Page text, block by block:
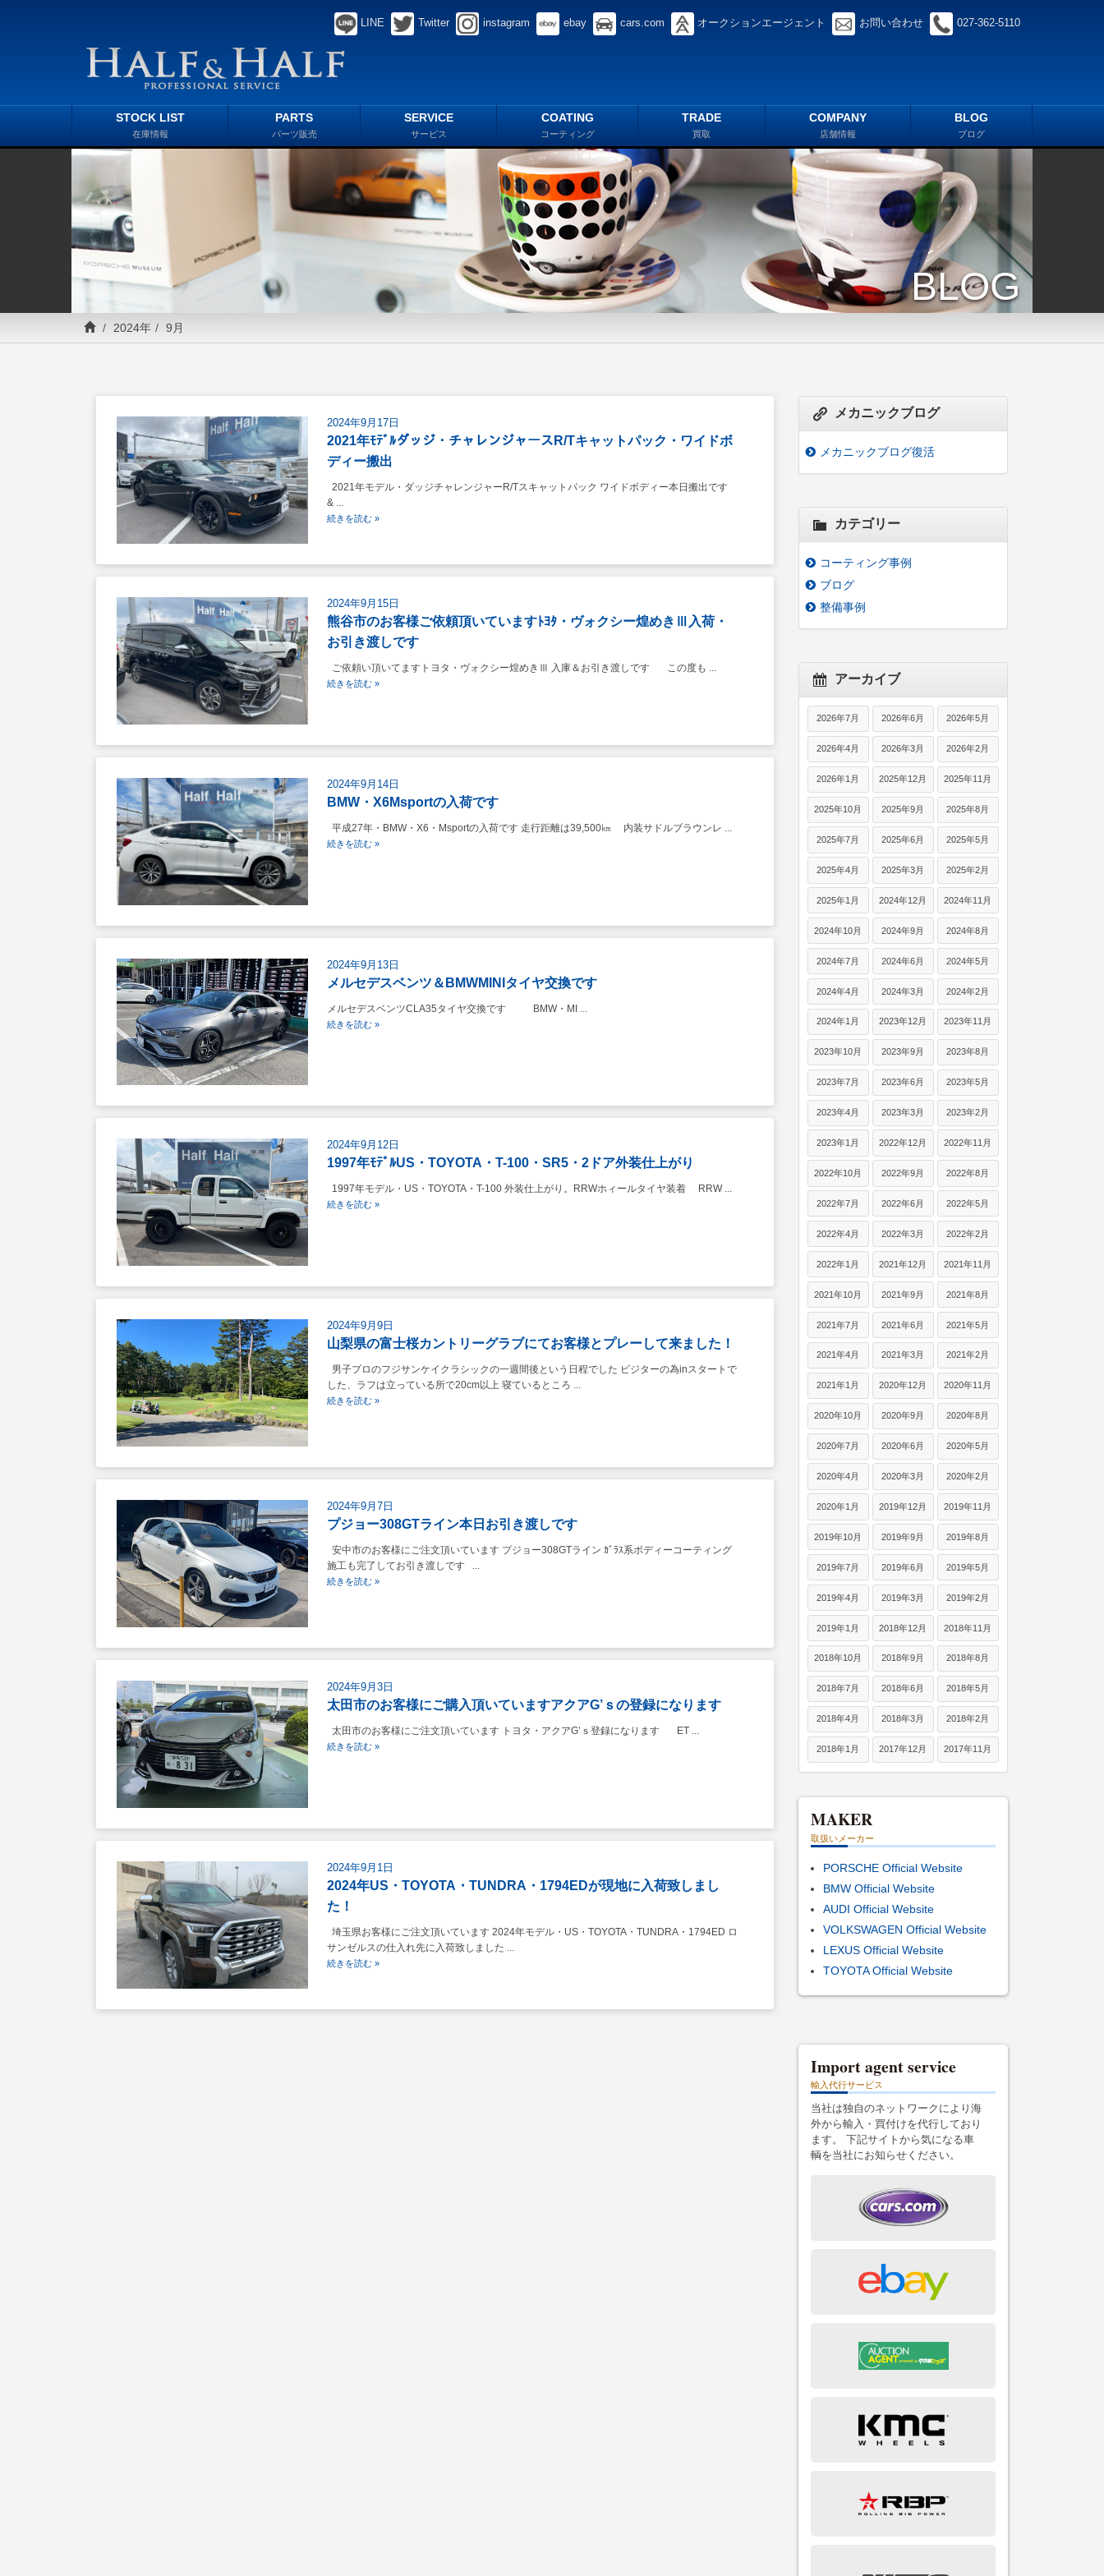
LINE Twitter instagram ebay cars.com オークションエージェント お問い合わせ 027-362-5110
STOCK LIST
在庫情報
PARTS
パーツ販売
SERVICE
サービス
COATING
コーティング
TRADE
買取
COMPANY
店舗情報
BLOG
ブログ
BLOG
2024年 9月
2024年9月17日
2021年ﾓﾃﾞﾙダッジ・チャレンジャースR/Tキャットパック・ワイドボ
ディー搬出
2021年モデル・ダッジチャレンジャーR/Tスキャットパック ワイドボディー本日搬出です
& ...
続きを読む »
2024年9月15日
熊谷市のお客様ご依頼頂いていますﾄﾖﾀ・ヴォクシー煌めきⅢ入荷・
お引き渡しです
ご依頼い頂いてますトヨタ・ヴォクシー煌めきⅢ 入庫＆お引き渡しです この度も ...
続きを読む »
2024年9月14日
BMW・X6Msportの入荷です
平成27年・BMW・X6・Msportの入荷です 走行距離は39,500㎞ 内装サドルブラウンレ ...
続きを読む »
2024年9月13日
メルセデスベンツ＆BMWMINIタイヤ交換です
メルセデスベンツCLA35タイヤ交換です BMW・MI ...
続きを読む »
2024年9月12日
1997年ﾓﾃﾞﾙUS・TOYOTA・T-100・SR5・2ドア外装仕上がり
1997年モデル・US・TOYOTA・T-100 外装仕上がり。RRWホィールタイヤ装着 RRW ...
続きを読む »
2024年9月9日
山梨県の富士桜カントリーグラブにてお客様とプレーして来ました！
男子プロのフジサンケイクラシックの一週間後という日程でした ビジターの為inスタートで
した、ラフは立っている所で20cm以上 寝ているところ ...
続きを読む »
2024年9月7日
プジョー308GTライン本日お引き渡しです
安中市のお客様にご注文頂いています プジョー308GTライン ｶﾞﾗｽ系ボディーコーティング
施工も完了してお引き渡しです ...
続きを読む »
2024年9月3日
太田市のお客様にご購入頂いていますアクアG’ｓの登録になります
太田市のお客様にご注文頂いています トヨタ・アクアG’ｓ登録になります ET ...
続きを読む »
2024年9月1日
2024年US・TOYOTA・TUNDRA・1794EDが現地に入荷致しまし
た！
埼玉県お客様にご注文頂いています 2024年モデル・US・TOYOTA・TUNDRA・1794ED ロ
サンゼルスの仕入れ先に入荷致しました ...
続きを読む »
メカニックブログ
メカニックブログ復活
カテゴリー
コーティング事例
ブログ
整備事例
アーカイブ
2026年7月 2026年6月 2026年5月
2026年4月 2026年3月 2026年2月
2026年1月 2025年12月 2025年11月
2025年10月 2025年9月 2025年8月
2025年7月 2025年6月 2025年5月
2025年4月 2025年3月 2025年2月
2025年1月 2024年12月 2024年11月
2024年10月 2024年9月 2024年8月
2024年7月 2024年6月 2024年5月
2024年4月 2024年3月 2024年2月
2024年1月 2023年12月 2023年11月
2023年10月 2023年9月 2023年8月
2023年7月 2023年6月 2023年5月
2023年4月 2023年3月 2023年2月
2023年1月 2022年12月 2022年11月
2022年10月 2022年9月 2022年8月
2022年7月 2022年6月 2022年5月
2022年4月 2022年3月 2022年2月
2022年1月 2021年12月 2021年11月
2021年10月 2021年9月 2021年8月
2021年7月 2021年6月 2021年5月
2021年4月 2021年3月 2021年2月
2021年1月 2020年12月 2020年11月
2020年10月 2020年9月 2020年8月
2020年7月 2020年6月 2020年5月
2020年4月 2020年3月 2020年2月
2020年1月 2019年12月 2019年11月
2019年10月 2019年9月 2019年8月
2019年7月 2019年6月 2019年5月
2019年4月 2019年3月 2019年2月
2019年1月 2018年12月 2018年11月
2018年10月 2018年9月 2018年8月
2018年7月 2018年6月 2018年5月
2018年4月 2018年3月 2018年2月
2018年1月 2017年12月 2017年11月
MAKER
取扱いメーカー
PORSCHE Official Website
BMW Official Website
AUDI Official Website
VOLKSWAGEN Official Website
LEXUS Official Website
TOYOTA Official Website
Import agent service
輸入代行サービス
当社は独自のネットワークにより海
外から輸入・買付けを代行しており
ます。 下記サイトから気になる車
輌を当社にお知らせください。